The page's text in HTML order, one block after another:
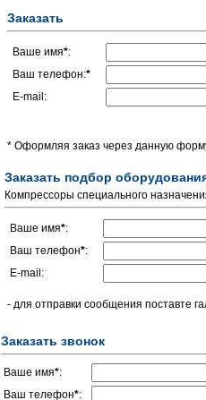
Заказать
Ваше имя*:
Ваш телефон:*
E-mail:
* Оформляя заказ через данную
Заказать подбор
Компрессоры специального
Ваше имя*:
Ваш телефон*:
E-mail:
- для отправки сообщения поставте
Заказать звонок
Ваше имя*:
Ваш телефон*: